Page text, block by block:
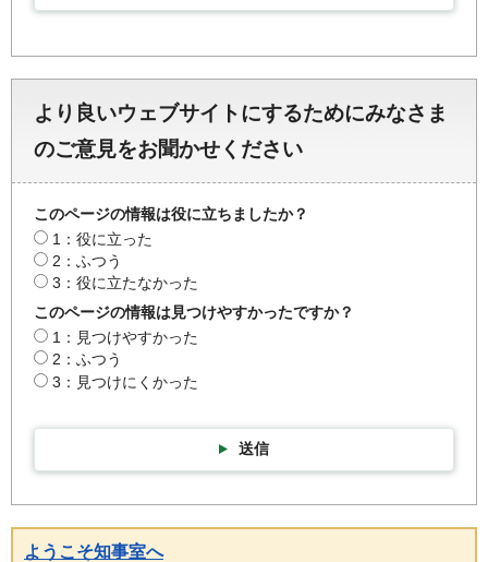
より良いウェブサイトにするためにみなさま
のご意見をお聞かせください
このページの情報は役に立ちましたか？
1：役に立った
2：ふつう
3：役に立たなかった
このページの情報は見つけやすかったですか？
1：見つけやすかった
2：ふつう
3：見つけにくかった
送信
ようこそ知事室へ